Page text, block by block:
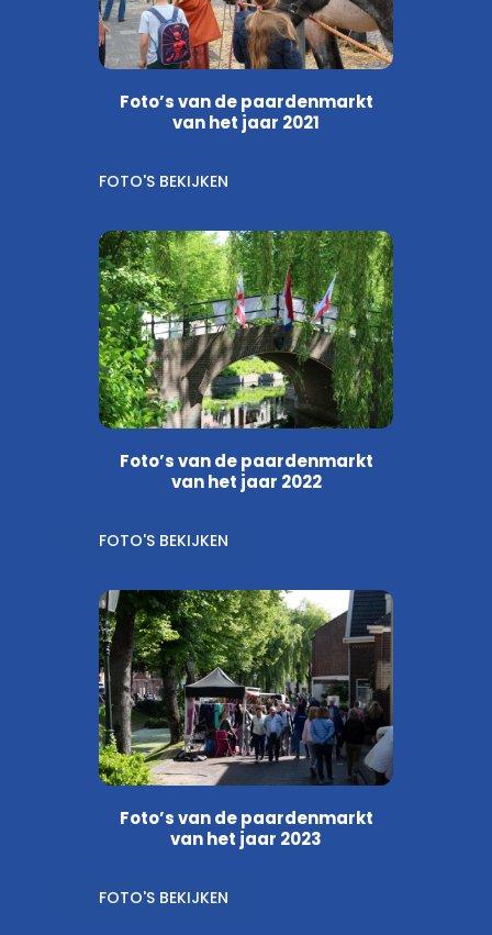
Foto’s van de paardenmarkt
van het jaar 2021
FOTO'S BEKIJKEN
Foto’s van de paardenmarkt
van het jaar 2022
FOTO'S BEKIJKEN
Foto’s van de paardenmarkt
van het jaar 2023
FOTO'S BEKIJKEN